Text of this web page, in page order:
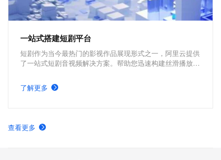
一站式搭建短剧平台
短剧作为当今最热门的影视作品展现形式之一，阿里云提供
了一站式短剧音视频解决方案。帮助您迅速构建丝滑播放体
能生产的短剧平台。
了解更多
查看更多